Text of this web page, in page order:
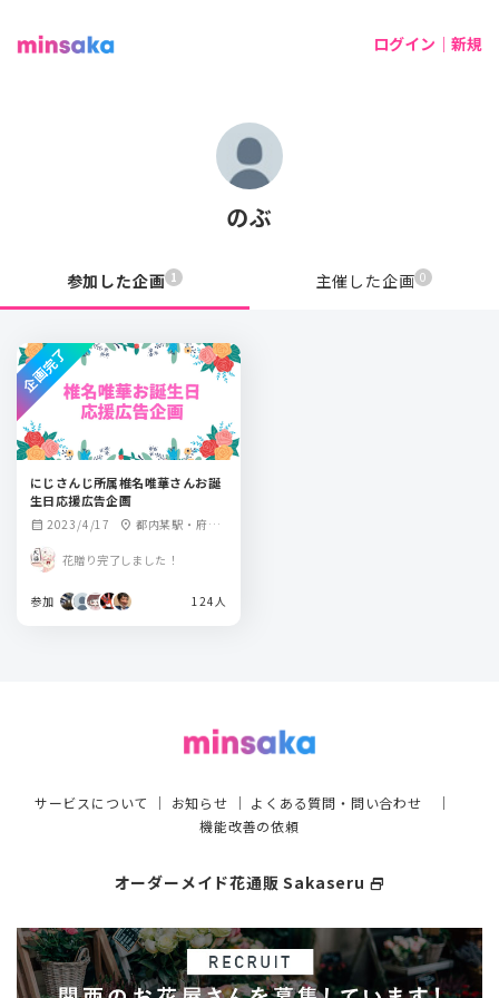
ログイン｜新規
のぶ
参加した企画 1 主催した企画 0
にじさんじ所属椎名唯華さんお誕
生日応援広告企画
calendar_month 2023/4/17 location_on 都内某駅・府内
花贈り完了しました！
参加 124人
企画完了
サービスについて ｜ お知らせ ｜ よくある質問・問い合わせ ｜
機能改善の依頼
オーダーメイド花通販 Sakaseru select_window